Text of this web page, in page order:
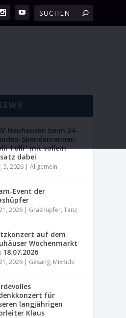
Neuhausen beim 24-
Spendenrennen
Tolli“ mit vollem
dabei
5, 2026 |Allgemein
Event der
2026 | Grashüpfer,Tanz
auf dem
Wochenmarkt
18.07.2026
2026 | Gesang, MixKids
für
langjährigen
Klaus